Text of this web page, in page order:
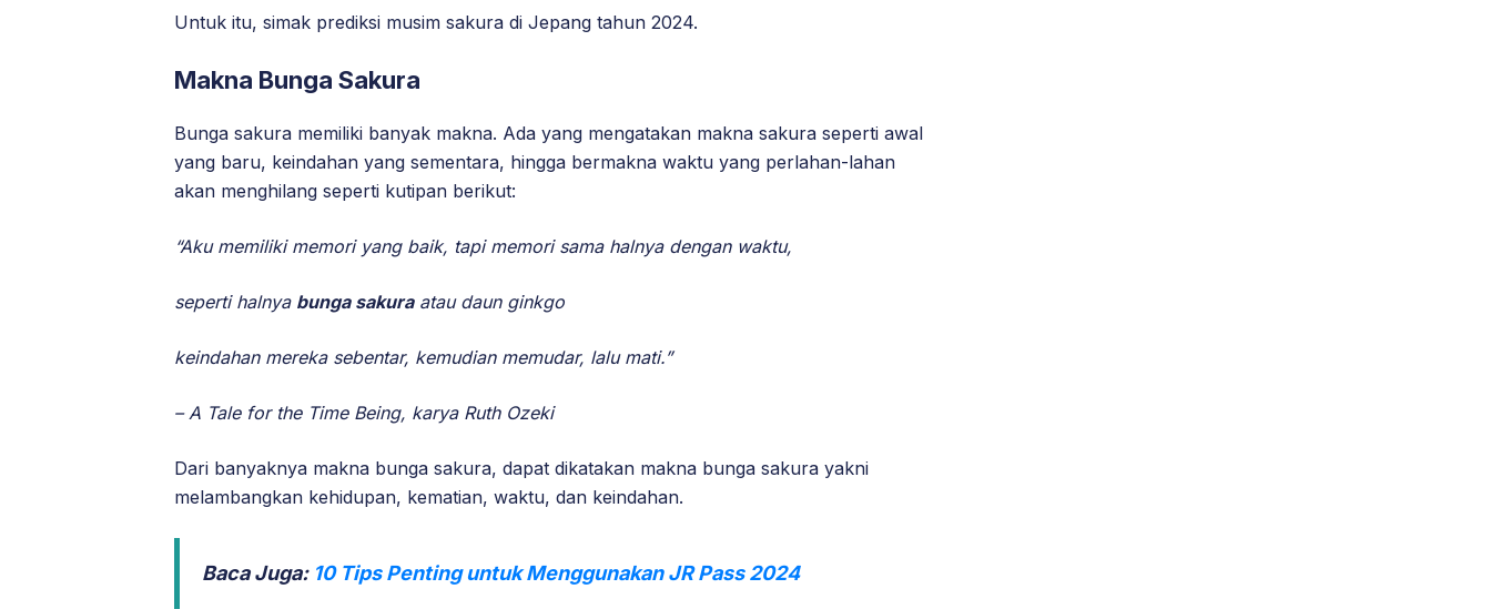
Untuk itu, simak prediksi musim sakura di Jepang tahun 2024.
Makna Bunga Sakura
Bunga sakura memiliki banyak makna. Ada yang mengatakan makna sakura seperti awal
yang baru, keindahan yang sementara, hingga bermakna waktu yang perlahan-lahan
akan menghilang seperti kutipan berikut:
“Aku memiliki memori yang baik, tapi memori sama halnya dengan waktu,
seperti halnya bunga sakuraatau daun ginkgo
keindahan mereka sebentar, kemudian memudar, lalu mati.”
– A Tale for the Time Being, karya Ruth Ozeki
Dari banyaknya makna bunga sakura, dapat dikatakan makna bunga sakura yakni
melambangkan kehidupan, kematian, waktu, dan keindahan.
Baca Juga: 10 Tips Penting untuk Menggunakan JR Pass 2024